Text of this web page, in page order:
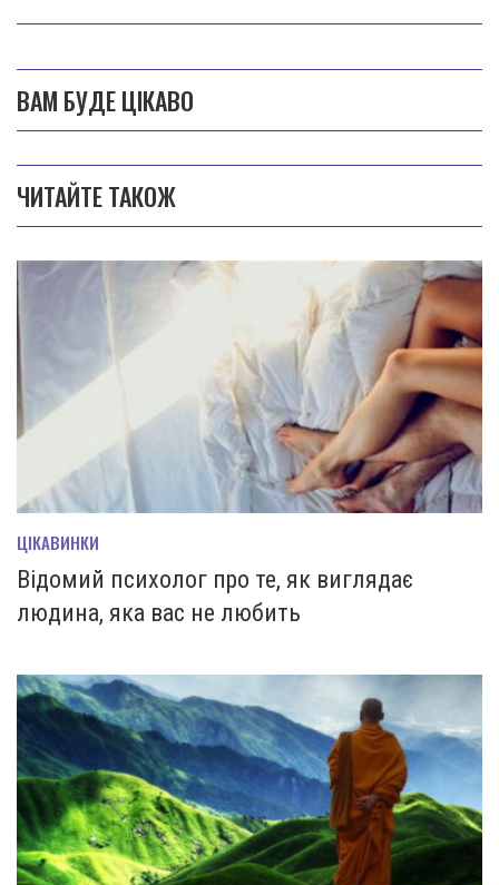
ВАМ БУДЕ ЦІКАВО
ЧИТАЙТЕ ТАКОЖ
ЦІКАВИНКИ
Відомий психолог про те, як виглядає
людина, яка вас не любить